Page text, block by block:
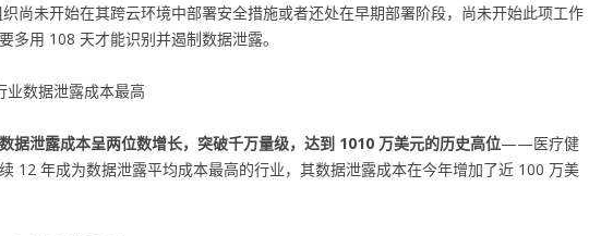
尚未开始在其跨云环境中部署安全措施或者还处在早期部署阶段，尚未开始此项工作
多用 108 天才能识别并遏制数据泄露。
业数据泄露成本最高
据泄露成本呈两位数增长，突破千万量级，达到 1010 万美元的历史高位——医疗健
12 年成为数据泄露平均成本最高的行业，其数据泄露成本在今年增加了近 100 万美